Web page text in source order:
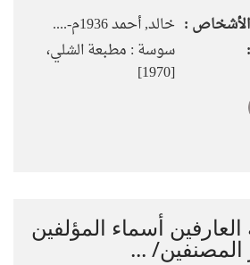
: خالد, أحمد 1936م-....
سوسة : مطبعة الشلي،
[1970]
أسماء المؤلفين
المصنفين/ ...